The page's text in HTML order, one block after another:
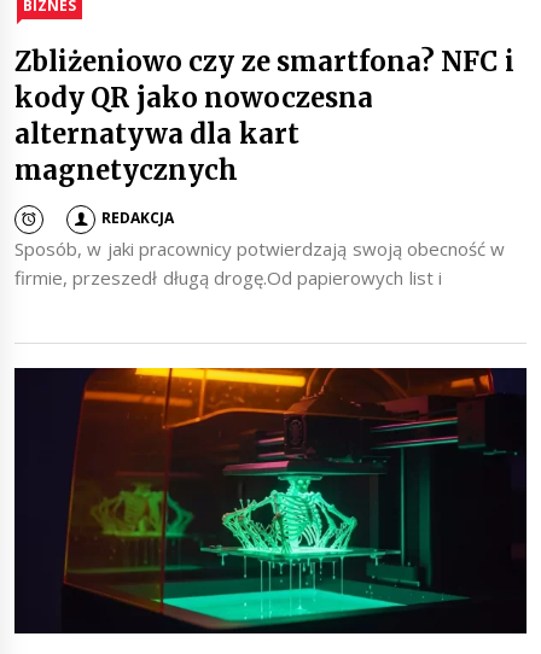
BIZNES
Zbliżeniowo czy ze smartfona? NFC i
kody QR jako nowoczesna
alternatywa dla kart
magnetycznych
REDAKCJA
Sposób, w jaki pracownicy potwierdzają swoją obecność w
firmie, przeszedł długą drogę.Od papierowych list i